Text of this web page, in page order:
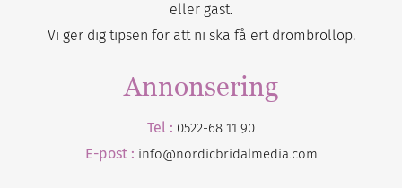
eller gäst.
Vi ger dig tipsen för att ni ska få ert drömbröllop.
Annonsering
Tel : 0522-68 11 90
E-post : info@nordicbridalmedia.com